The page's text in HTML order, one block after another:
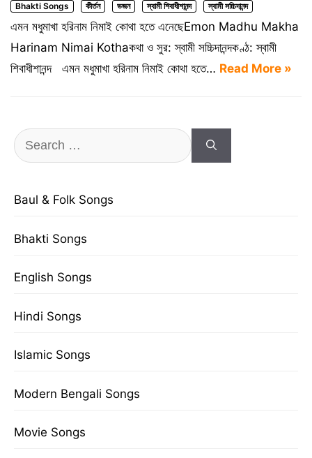
Bhakti Songs কীর্তন ভজন স্বামী শিবাধীশানন্দ স্বামী সচ্চিদানন্দ
এমন মধুমাখা হরিনাম নিমাই কোথা হতে এনেছেEmon Madhu Makha
Harinam Nimai Kothaকথা ও সুর: স্বামী সচ্চিদানন্দকণ্ঠ: স্বামী
শিবাধীশানন্দ এমন মধুমাখা হরিনাম নিমাই কোথা হতে… Read More »
Search
for:
Baul & Folk Songs
Bhakti Songs
English Songs
Hindi Songs
Islamic Songs
Modern Bengali Songs
Movie Songs